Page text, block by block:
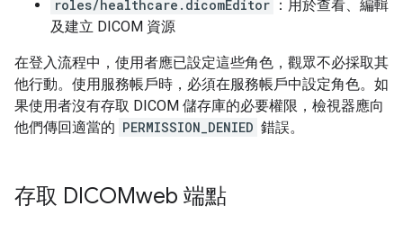
roles/healthcare.dicomEditor ：用於查看、編輯
及建立 DICOM 資源
在登入流程中，使用者應已設定這些角色，觀眾不必採取其
他行動。使用服務帳戶時，必須在服務帳戶中設定角色。如
果使用者沒有存取 DICOM 儲存庫的必要權限，檢視器應向
他們傳回適當的 PERMISSION_DENIED 錯誤。
存取 DICOMweb 端點